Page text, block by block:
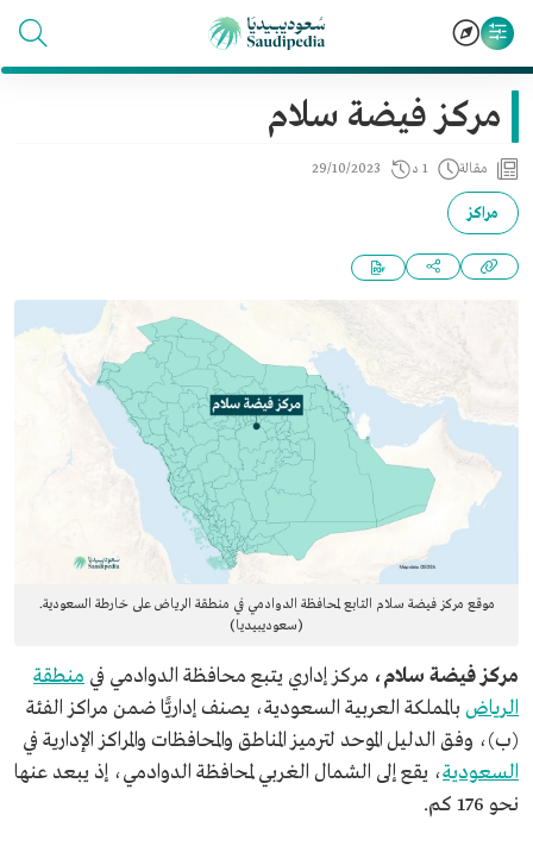
مركز فيضة سلام
مقالة 1 د 29/10/2023
مراكز
موقع مركز فيضة سلام التابع لمحافظة الدوادمي في منطقة الرياض على خارطة السعودية.
(سعوديبيديا)
مركز فيضة سلام، مركز إداري يتبع محافظة الدوادمي في منطقة
الرياض بالمملكة العربية السعودية، يصنف إداريًّا ضمن مراكز الفئة
(ب)، وفق الدليل الموحد لترميز المناطق والمحافظات والمراكز الإدارية في
السعودية، يقع إلى الشمال الغربي لمحافظة الدوادمي، إذ يبعد عنها
نحو 176 كم.